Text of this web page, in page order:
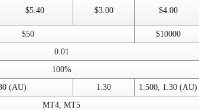
$5.40 $3.00 $4.00
$50
$10000
0.01
100%
(AU) 1:30
1:500, 1:30 (AU)
MT4, MT5